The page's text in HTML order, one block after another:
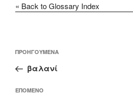
« Back to Glossary Index
άρθρων
Προηγούμενο
άρθρο
ΠΡΟΗΓΟΎΜΕΝΑ
βαλανί
Επόμενο
ΕΠΌΜΕΝΟ